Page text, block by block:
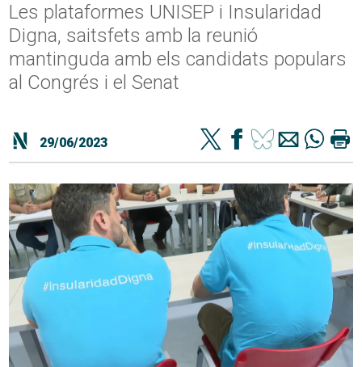
Les plataformes UNISEP i Insularidad
Digna, saitsfets amb la reunió
mantinguda amb els candidats populars
al Congrés i el Senat
29/06/2023